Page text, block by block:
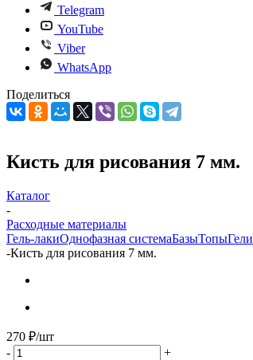
Telegram
YouTube
Viber
WhatsApp
Поделиться
Кисть для рисования 7 мм.
Каталог
-
Расходные материалы
Гель-лакиОднофазная системаБазыТопыГели
-Кисть для рисования 7 мм.
270 ₽/шт
-
+